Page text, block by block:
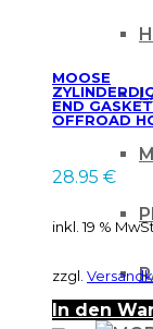
MOOSE
END
OFFROAD
28.95 €
inkl. 19 %
zzgl.
In den